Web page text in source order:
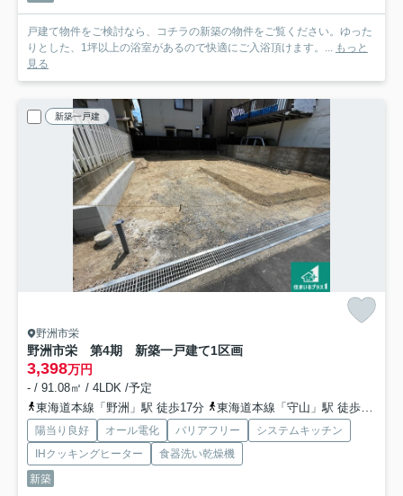
戸建て物件をご検討なら、コチラの新築の物件をご覧ください。ゆった
りとした、1坪以上の浴室があるので快適にご入浴頂けます。... もっと
見る
新築一戸建
野洲市栄
野洲市栄 第4期 新築一戸建て1区画
3,398万円
- / 91.08㎡ / 4LDK /予定
東海道本線「野洲」駅 徒歩17分
東海道本線「守山」駅 徒歩60分
陽当り良好 オール電化 バリアフリー
システムキッチン
IHクッキングヒーター
食器洗い乾燥機
新築